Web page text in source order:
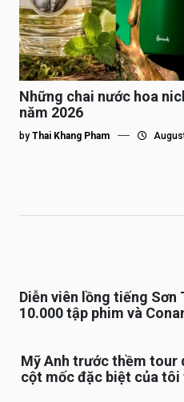
Những chai nước hoa
năm 2026
by Thai Khang Pham
Diễn viên lồng tiếng Sơn
10.000 tập phim và
Mỹ Anh trước thềm tour
cột mốc đặc biệt của